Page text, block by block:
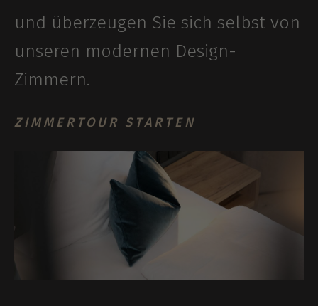
und überzeugen Sie sich selbst von
unseren modernen Design-
Zimmern.
ZIMMERTOUR STARTEN